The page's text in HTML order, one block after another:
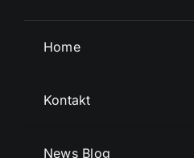
Home
Kontakt
News Blog